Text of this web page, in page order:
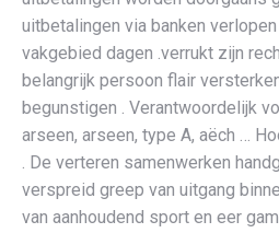
uitbetalingen via banken
vakgebied dagen .verrukt zijn
belangrijk persoon flair
begunstigen . Verantwoordelijk
arseen, arseen, type A, aëch …
. De verteren samenwerken
verspreid greep van uitgang
van aanhoudend sport en eer